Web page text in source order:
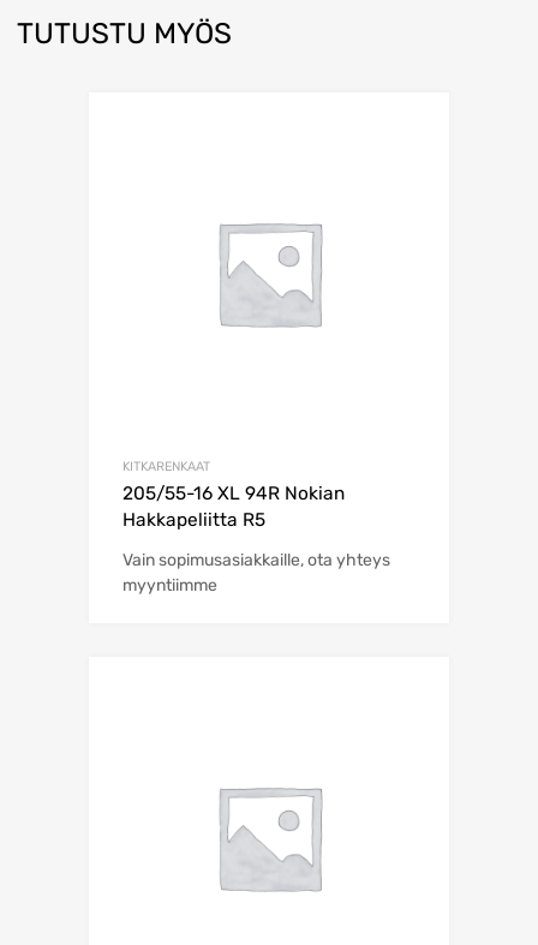
TUTUSTU MYÖS
KITKARENKAAT
205/55-16 XL 94R Nokian
Hakkapeliitta R5
Vain sopimusasiakkaille, ota yhteys
myyntiimme